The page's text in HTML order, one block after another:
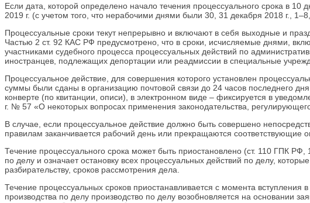
Если дата, которой определено начало течения процессуального срока в 10
2019 г. (с учетом того, что нерабочими днями были 30, 31 декабря 2018 г.,
Процессуальные сроки текут непрерывно и включают в себя выходные и
Частью 2 ст. 92 КАС РФ предусмотрено, что в сроки, исчисляемые днями,
участниками судебного процесса процессуальных действий по
иностранцев, подлежащих депортации или реадмиссии в специальные
Процессуальное действие, для совершения которого установлен
суммы были сданы в организацию почтовой связи до 24 часов последнего
конверте (по квитанции, описи), в электронном виде – фиксируется в
г. № 57 «О некоторых вопросах применения законодательства,
В случае, если процессуальное действие должно быть совершено
правилам заканчивается рабочий день или прекращаются соответствующие
Течение процессуального срока может быть приостановлено (ст. 110 ГПК
по делу и означает остановку всех процессуальных действий по делу,
разбирательству, сроков рассмотрения дела.
Течение процессуальных сроков приостанавливается с момента
производства по делу производство по делу возобновляется на основании